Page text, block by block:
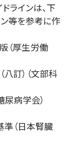
ラインは、下
等を参考に作
（厚生労働
訂）（文部科
病学会）
（日本腎臓